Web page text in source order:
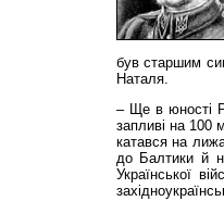
був старшим
Наталя.
– Ще в юності
запливі на 100
катався на
до Балтики й
Української